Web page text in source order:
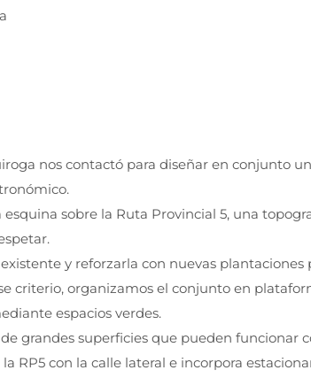
nos contactó para diseñar en conjunto
sobre la Ruta Provincial 5, una
y reforzarla con nuevas
criterio, organizamos el conjunto en
espacios verdes.
grandes superficies que pueden funcionar
RP5 con la calle lateral e incorpora